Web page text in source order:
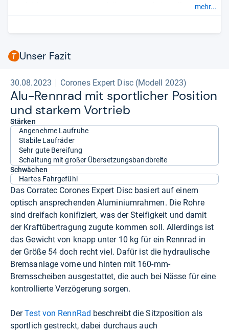
Laufräder, tragen gut zur Kraftübertragung bei; Pirelli-Reifen
mit gutem Kurvengrip und Pannenschutz; gute Schaltung mit
Contra: hohes Gewicht; mäßiger Dämpfungskomfort, vor allem
mehr...
Unser Fazit
30.08.2023 Corones Expert Disc (Modell 2023)
Alu-​Renn­rad mit sport­li­cher Posi­tion
und star­kem Vor­trieb
Stärken
Angenehme Laufruhe
Stabile Laufräder
Sehr gute Bereifung
Schaltung mit großer Übersetzungsbandbreite
Schwächen
Hartes Fahrgefühl
Das Corratec Corones Expert Disc basiert auf einem
optisch ansprechenden Aluminiumrahmen. Die Rohre
sind dreifach konifiziert, was der Steifigkeit und damit
der Kraftübertragung zugute kommen soll. Allerdings ist
das Gewicht von knapp unter 10 kg für ein Rennrad in
der Größe 54 doch recht viel. Dafür ist die hydraulische
Bremsanlage vorne und hinten mit 160-mm-
Bremsscheiben ausgestattet, die auch bei Nässe für eine
kontrollierte Verzögerung sorgen.
DerTest von RennRad beschreibt die Sitzposition als
sportlich gestreckt, dabei durchaus auch